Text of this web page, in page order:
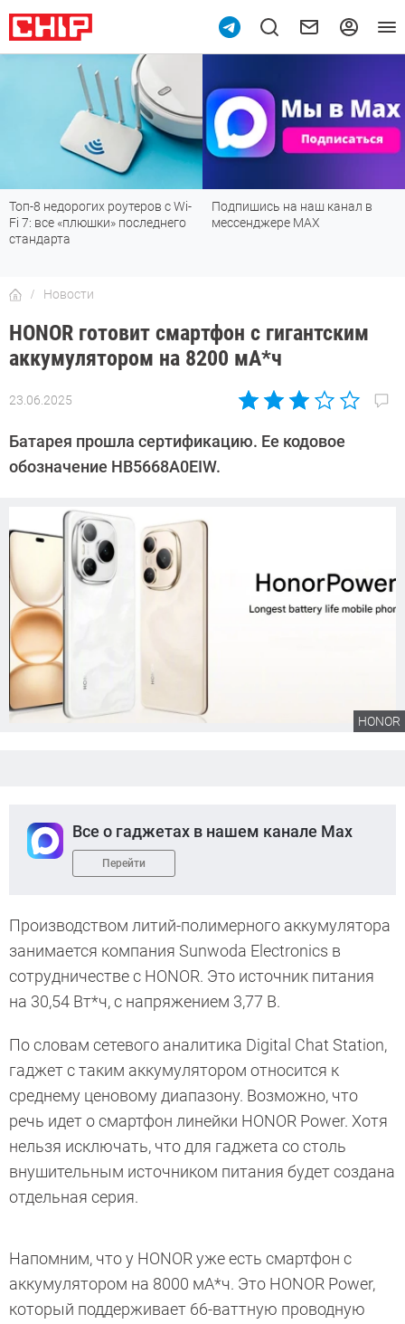
Топ-8 недорогих роутеров с Wi-
Fi 7: все «плюшки» последнего
стандарта
Подпишись на наш канал в
мессенджере МАХ
Новости
HONOR готовит смартфон с гигантским
аккумулятором на 8200 мА*ч
23.06.2025
Автор:
Калашников
Батарея прошла сертификацию. Ее кодовое
обозначение HB5668A0EIW.
HONOR
Все о гаджетах в нашем канале Max
Перейти
Производством литий-полимерного аккумулятора
занимается компания Sunwoda Electronics в
сотрудничестве с HONOR. Это источник питания
на 30,54 Вт*ч, с напряжением 3,77 В.
По словам сетевого аналитика Digital Chat Station,
гаджет с таким аккумулятором относится к
среднему ценовому диапазону. Возможно, что
речь идет о смартфон линейки HONOR Power. Хотя
нельзя исключать, что для гаджета со столь
внушительным источником питания будет создана
отдельная серия.
Напомним, что у HONOR уже есть смартфон с
аккумулятором на 8000 мА*ч. Это HONOR Power,
который поддерживает 66-ваттную проводную